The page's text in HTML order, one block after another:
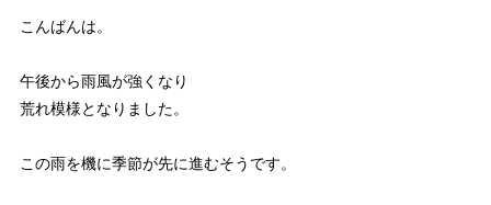
こんばんは。
午後から雨風が強くなり
荒れ模様となりました。
この雨を機に季節が先に進むそうです。